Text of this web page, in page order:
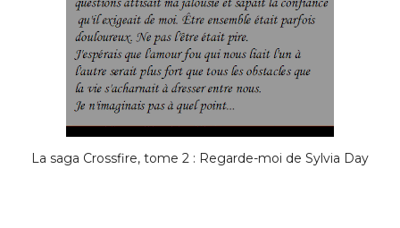
La saga Crossfire, tome 2 : Regarde-moi de Sylvia Day